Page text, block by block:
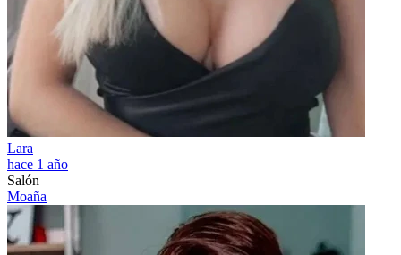
Lara
hace 1 año
Salón
Moaña